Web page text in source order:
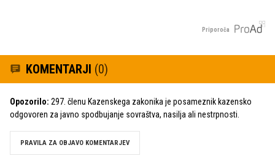
Priporoča
KOMENTARJI (0)
Opozorilo: 297. členu Kazenskega zakonika je posameznik kazensko
odgovoren za javno spodbujanje sovraštva, nasilja ali nestrpnosti.
PRAVILA ZA OBJAVO KOMENTARJEV